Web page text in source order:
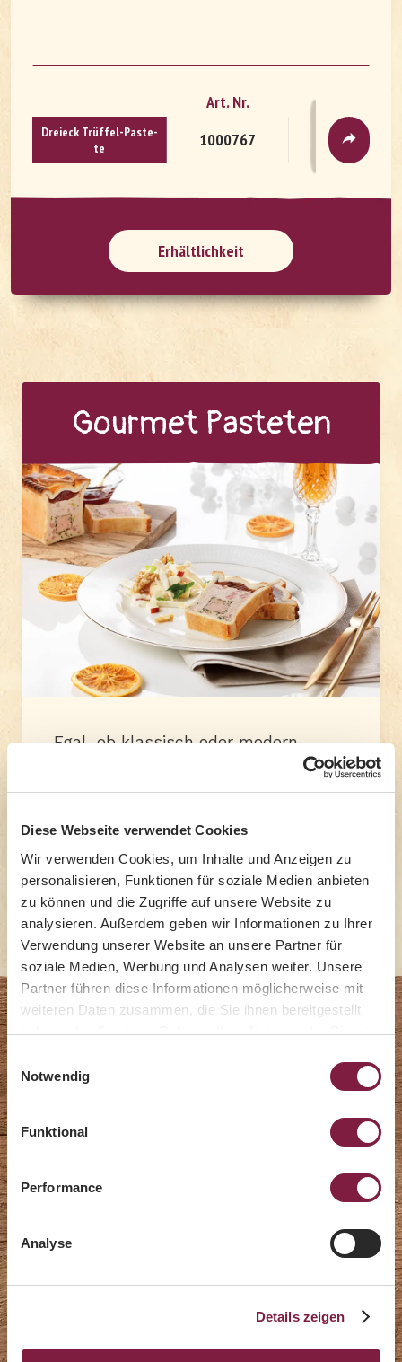
Diese Webseite verwendet Cookies
Wir verwenden Cookies, um Inhalte und Anzeigen zu
personalisieren, Funktionen für soziale Medien anbieten
zu können und die Zugriffe auf unsere Website zu
analysieren. Außerdem geben wir Informationen zu Ihrer
Verwendung unserer Website an unsere Partner für
soziale Medien, Werbung und Analysen weiter. Unsere
Partner führen diese Informationen möglicherweise mit
weiteren Daten zusammen, die Sie ihnen bereitgestellt
haben oder die sie im Rahmen Ihrer Nutzung der Dienste
Einwilligungsauswahl
Notwendig
Funktional
Performance
Analyse
Details zeigen
FR
Art. Nr.
Drei­eck Trüf­fel-Pas­te­
te
1000767 vac
Erhältlichkeit
Gour­met Pas­te­ten
Egal, ob klassisch oder modern
interpretiert, bei uns finden Sie für
jeden Geschmack eine Pastete.
Produkte anzeigen